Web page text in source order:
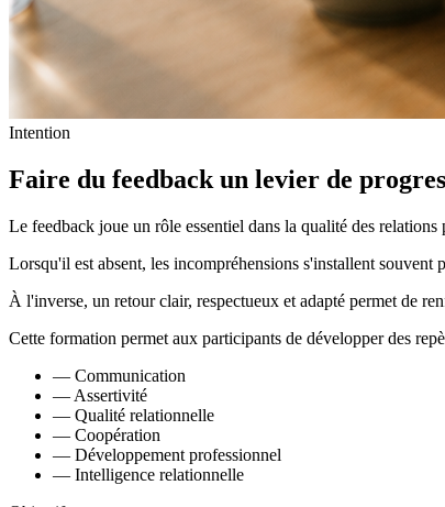
Intention
Faire du feedback un levier de
Le feedback joue un rôle essentiel dans la qualité des relations
Lorsqu'il est absent, les incompréhensions s'installent
À l'inverse, un retour clair, respectueux et adapté permet de
Cette formation permet aux participants de développer des
— Communication
— Assertivité
— Qualité relationnelle
— Coopération
— Développement professionnel
— Intelligence relationnelle